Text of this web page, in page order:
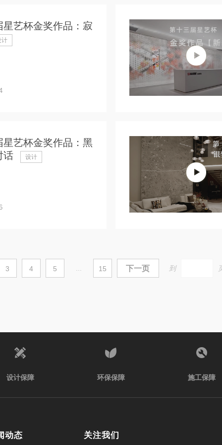
星艺杯金奖作品：寂
计
星艺杯金奖作品：黑
话
设计
3 4 5 15 下一页 到
设计保障 环保保障 施工保障
动态 关注我们